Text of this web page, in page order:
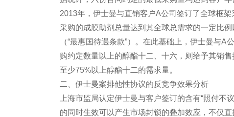
2013年，伊士曼与直销客户A公司签订了全球框
采购的成膜助剂总量达到其全球总需求的一定比
（“最惠国待遇条款”）。在此基础上，伊士曼与
购约定数量以上的醇酯十二、十六，则给予其销
至少75%以上醇酯十二的需求量。
二、伊士曼案排他性协议的反竞争效果分析
上海市监局认定伊士曼与客户签订的含有“照付不
的同时生效可以产生市场封锁的叠加效应，不仅